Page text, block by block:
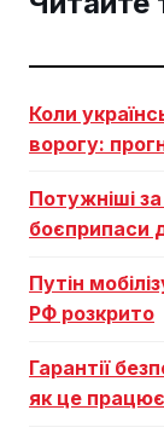
Коли
ворогу:
Потужніші
боєприпаси
Путін
РФ розкрито
Гарантії
як це працює